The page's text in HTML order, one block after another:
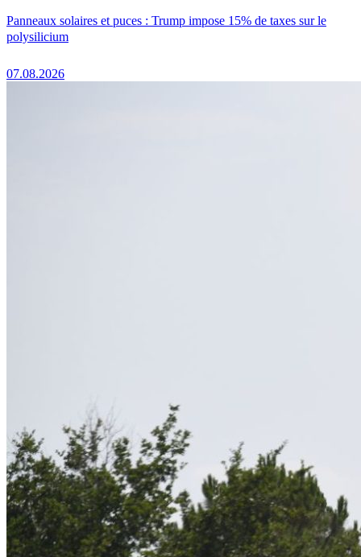
Panneaux solaires et puces : Trump impose 15% de taxes sur le
polysilicium
07.08.2026